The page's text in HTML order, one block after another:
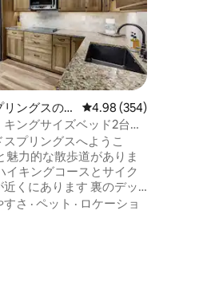
星の平均評価
ングスの一
レビュー354件、5つ星
4.98 (354)
ングサイズベッド2台＋
グジー！
プリングスへようこ
あります 裏のデッ
てグリルを楽しんだ
ーンのパティオで焚き
族との思い出作りに最
さ · ペット · ロケーショ